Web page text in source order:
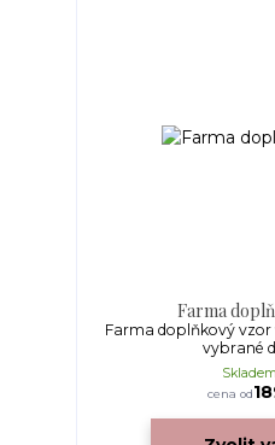
Farma
Farma doplňkový
vybrané
cena od